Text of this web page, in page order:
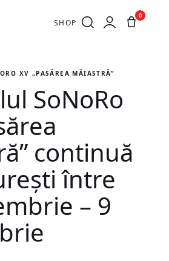
SHOP
0
XV „PASĂREA MĂIASTRĂ” CONTINUĂ
SoNoRo
continuă
între
– 9